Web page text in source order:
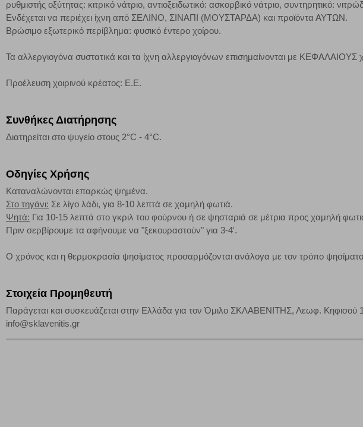
ρυθμιστής οξύτητας: κιτρικό νάτριο, αντιοξειδωτικό: ασκορβικό νάτριο, συντηρητικό:
Ενδέχεται να περιέχει ίχνη από ΣΕΛΙΝΟ, ΣΙΝΑΠΙ (ΜΟΥΣΤΑΡΔΑ) και προϊόντα ΑΥΤΩΝ.
Βρώσιμο εξωτερικό περίβλημα: φυσικό έντερο χοίρου.
Τα αλλεργιογόνα συστατικά και τα ίχνη αλλεργιογόνων επισημαίνονται με ΚΕΦΑΛΑΙΟΥΣ
Προέλευση χοιρινού κρέατος: Ε.Ε.
Συνθήκες Διατήρησης
Διατηρείται στο ψυγείο στους 2°C - 4°C.
Οδηγίες Χρήσης
Καταναλώνονται επαρκώς ψημένα.
Στο τηγάνι: Σε λίγο λάδι, για 8-10 λεπτά σε χαμηλή φωτιά.
Ψητά: Για 10-15 λεπτά στο γκριλ του φούρνου ή σε ψησταριά σε μέτρια προς χαμηλή
Πριν σερβίρουμε τα αφήνουμε να "ξεκουραστούν" για 3-4'.
Ο χρόνος και η θερμοκρασία ψησίματος προσαρμόζονται ανάλογα με τον τρόπο
Στοιχεία Προμηθευτή
Παράγεται και συσκευάζεται στην Ελλάδα για τον Όμιλο ΣΚΛΑΒΕΝΙΤΗΣ, Λεωφ. Κηφισού
info@sklavenitis.gr
μας δίνει τη δυνατότητα να ενημερωνόμαστε για την επισκεψιμότητα του ιστότοπού μας,
είναι περισσότερο, ή λιγότερο δημοφιλείς και να βλέπουμε την αλληλεπίδραση του χρήστη και το
και, συνεπώς, ανώνυμες. Αν δεν επιτρέψετε την αποδοχή αυτής της κατηγορίας cookies, δεν θα